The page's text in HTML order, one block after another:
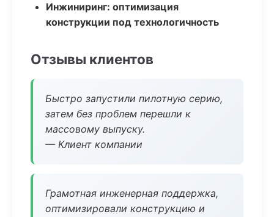
Инжиниринг: оптимизация
конструкции под технологичность
Отзывы клиентов
Быстро запустили пилотную серию,
затем без проблем перешли к
массовому выпуску.
— Клиент компании
Грамотная инженерная поддержка,
оптимизировали конструкцию и